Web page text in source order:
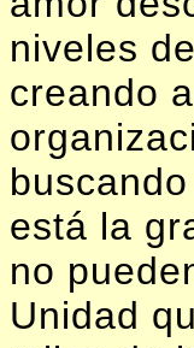
niveles
creando
está la
no
Unidad